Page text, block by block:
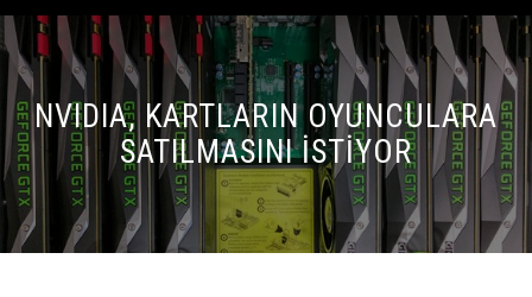
NVIDIA, KARTLARIN OYUNCULARA
SATILMASINI İSTIYOR